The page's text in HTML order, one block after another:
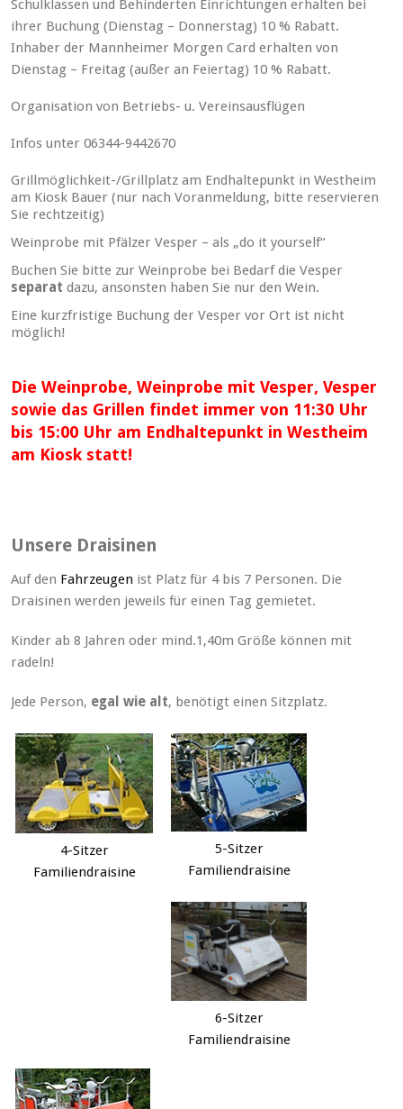
Schulklassen und Behinderten Einrichtungen erhalten bei
ihrer Buchung (Dienstag – Donnerstag) 10 % Rabatt.
Inhaber der Mannheimer Morgen Card erhalten von
Dienstag – Freitag (außer an Feiertag) 10 % Rabatt.
Organisation von Betriebs- u. Vereinsausflügen
Infos unter 06344-9442670
Grillmöglichkeit-/Grillplatz am Endhaltepunkt in Westheim
am Kiosk Bauer (nur nach Voranmeldung, bitte reservieren
Sie rechtzeitig)
Weinprobe mit Pfälzer Vesper – als „do it yourself“
Buchen Sie bitte zur Weinprobe bei Bedarf die Vesper
separat dazu, ansonsten haben Sie nur den Wein.
Eine kurzfristige Buchung der Vesper vor Ort ist nicht
möglich!
Die Weinprobe, Weinprobe mit Vesper, Vesper
sowie das Grillen findet immer von 11:30 Uhr
bis 15:00 Uhr am Endhaltepunkt in Westheim
am Kiosk statt!
Unsere Draisinen
Auf den Fahrzeugen ist Platz für 4 bis 7 Personen. Die
Draisinen werden jeweils für einen Tag gemietet.
Kinder ab 8 Jahren oder mind.1,40m Größe können mit
radeln!
Jede Person, egal wie alt, benötigt einen Sitzplatz.
4-Sitzer
Familiendraisine
5-Sitzer
Familiendraisine
6-Sitzer
Familiendraisine